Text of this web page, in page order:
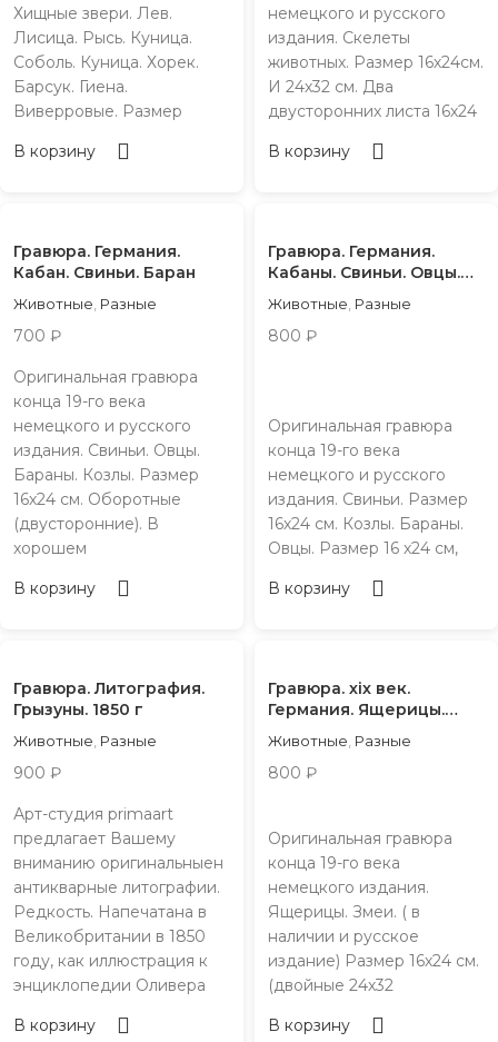
Хищные звери. Лев.
Лисица. Рысь. Куница.
Соболь. Куница. Хорек.
Барсук. Гиена.
Виверровые. Размер
В корзину
немецкого и русского
издания. Скелеты
животных. Размер 16х24см.
И 24х32 см. Два
двусторонних листа 16х24
В корзину
Гравюра. Германия.
Кабан. Свиньи. Баран
Животные Разные
700 ₽
Оригинальная гравюра
конца 19-го века
немецкого и русского
издания. Свиньи. Овцы.
Бараны. Козлы. Размер
16х24 см. Оборотные
(двусторонние). В
хорошем
В корзину
Гравюра. Германия.
Кабаны. Свиньи. Овцы.
Животные Разные
800 ₽
Оригинальная гравюра
конца 19-го века
немецкого и русского
издания. Свиньи. Размер
16х24 см. Козлы. Бараны.
Овцы. Размер 16 х24 см,
В корзину
Гравюра. Литография.
Грызуны. 1850 г
Животные Разные
900 ₽
Арт-студия primaart
предлагает Вашему
вниманию оригинальныен
антикварные литографии.
Редкость. Напечатана в
Великобритании в 1850
году, как иллюстрация к
энциклопедии Оливера
В корзину
Гравюра. хiх век.
Германия. Ящерицы.
Животные Разные
800 ₽
Оригинальная гравюра
конца 19-го века
немецкого издания.
Ящерицы. Змеи. ( в
наличии и русское
издание) Размер 16х24 см.
(двойные 24х32
В корзину